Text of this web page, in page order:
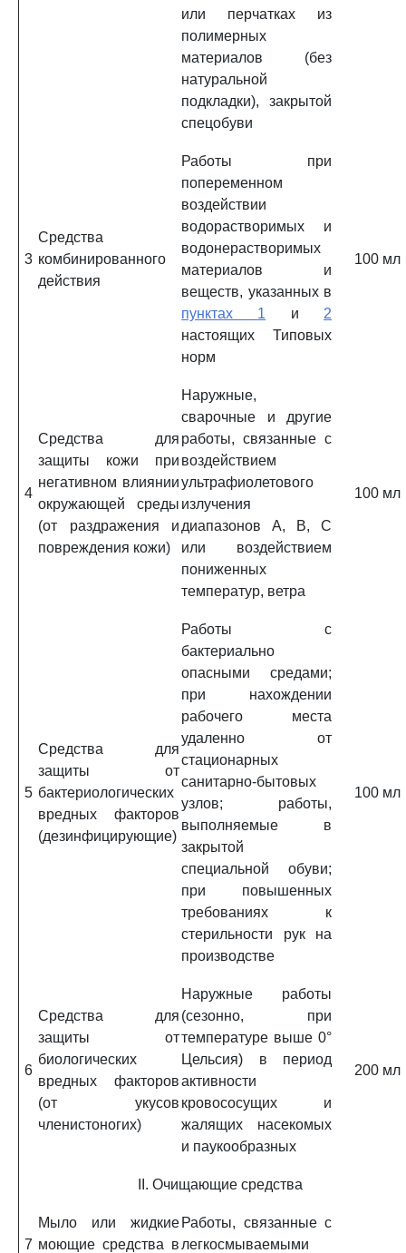
или перчатках из
полимерных
материалов (без
натуральной
подкладки), закрытой
спецобуви
3
Средства
комбинированного
действия
Работы при
попеременном
воздействии
водорастворимых и
водонерастворимых
материалов и
веществ, указанных в
пунктах 1 и 2
настоящих Типовых
норм
100 мл
4
Средства для
защиты кожи при
негативном влиянии
окружающей среды
(от раздражения и
повреждения кожи)
Наружные,
сварочные и другие
работы, связанные с
воздействием
ультрафиолетового
излучения
диапазонов A, B, C
или воздействием
пониженных
температур, ветра
100 мл
5
Средства для
защиты от
бактериологических
вредных факторов
(дезинфицирующие)
Работы с
бактериально
опасными средами;
при нахождении
рабочего места
удаленно от
стационарных
санитарно-бытовых
узлов; работы,
выполняемые в
закрытой
специальной обуви;
при повышенных
требованиях к
стерильности рук на
производстве
100 мл
6
Средства для
защиты от
биологических
вредных факторов
(от укусов
членистоногих)
Наружные работы
(сезонно, при
температуре выше 0°
Цельсия) в период
активности
кровососущих и
жалящих насекомых
и паукообразных
200 мл
II. Очищающие средства
7
Мыло или жидкие
моющие средства в
Работы, связанные с
легкосмываемыми